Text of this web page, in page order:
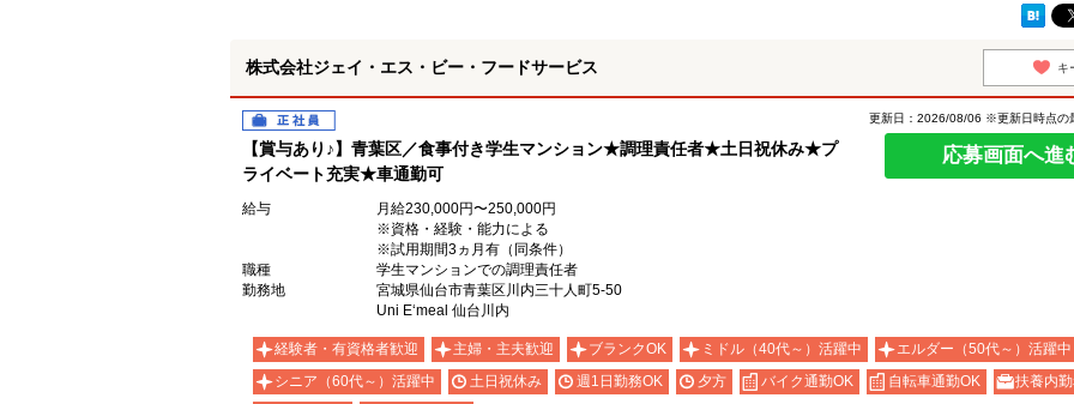
株式会社ジェイ・エス・ビー・フードサービス キ
正社員
【賞与あり♪】青葉区／食事付き学生マンション★調理責任者★土日祝休み★プ
ライベート充実★車通勤可
更新日：2026/08/06 ※更新日時点の
応募画面へ進
給与
月給230,000円〜250,000円
※資格・経験・能力による
※試用期間3ヵ月有（同条件）
職種
学生マンションでの調理責任者
勤務地
宮城県仙台市青葉区川内三十人町5‐50
Uni E‘meal 仙台川内
経験者・有資格者歓迎 主婦・主夫歓迎 ブランクOK ミドル（40代～）活躍中
エルダー（50代～）活躍中
シニア（60代～）活躍中
土日祝休み 週1日勤務OK 夕方 バイク通勤OK 自転車通勤OK
扶養内